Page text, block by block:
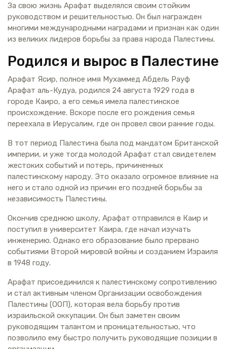
За свою жизнь Арафат выделялся своим стойким
руководством и решительностью. Он был награжден
многими международными наградами и признан как один
из великих лидеров борьбы за права народа Палестины.
Родился и вырос в Палестине
Арафат Ясир, полное имя Мухаммед Абдель Рауф
Арафат аль-Кудуа, родился 24 августа 1929 года в
городе Каиро, а его семья имела палестинское
происхождение. Вскоре после его рождения семья
переехала в Иерусалим, где он провел свои ранние годы.
В тот период Палестина была под мандатом Британской
империи, и уже тогда молодой Арафат стал свидетелем
жестоких событий и потерь, причиненных
палестинскому народу. Это оказало огромное влияние на
него и стало одной из причин его поздней борьбы за
независимость Палестины.
Окончив среднюю школу, Арафат отправился в Каир и
поступил в университет Каира, где начал изучать
инженерию. Однако его образование было прервано
событиями Второй мировой войны и созданием Израиля
в 1948 году.
Арафат присоединился к палестинскому сопротивлению
и стал активным членом Организации освобождения
Палестины (ООП), которая вела борьбу против
израильской оккупации. Он был заметен своим
руководящим талантом и проницательностью, что
позволило ему быстро получить руководящие позиции в